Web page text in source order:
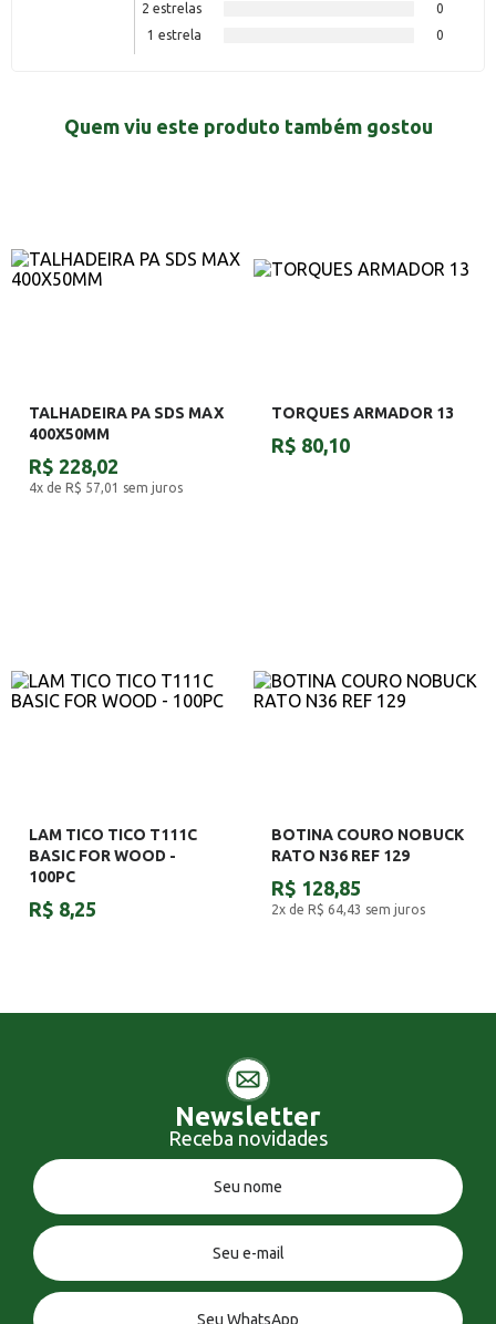
2 estrelas
0
1 estrela
0
Quem viu este produto também gostou
TALHADEIRA PA SDS MAX
400X50MM
R$ 228,02
4x de R$ 57,01 sem juros
TORQUES ARMADOR 13
R$ 80,10
LAM TICO TICO T111C
BASIC FOR WOOD -
100PC
R$ 8,25
BOTINA COURO NOBUCK
RATO N36 REF 129
R$ 128,85
2x de R$ 64,43 sem juros
Newsletter
Receba novidades